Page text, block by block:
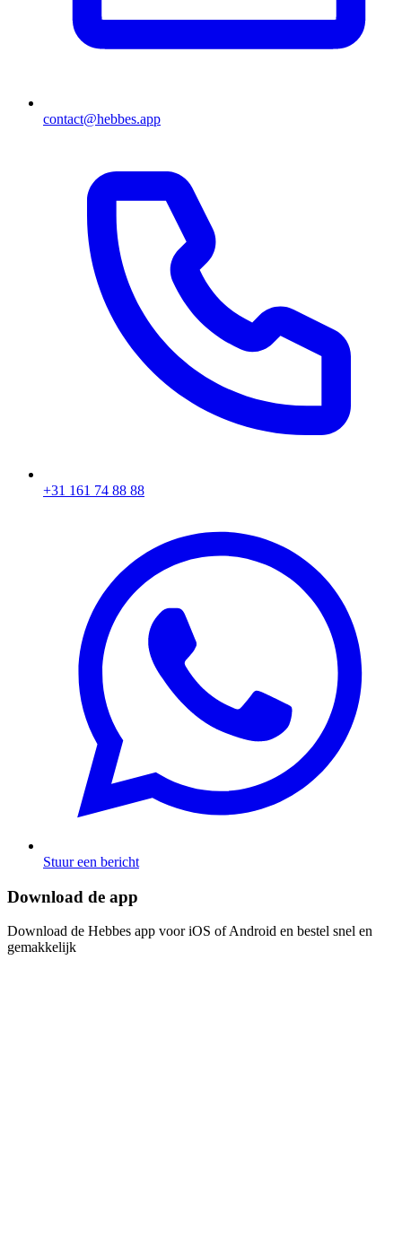
contact@hebbes.app
+31 161 74 88 88‬​​​​‌ ‍ ​‍​‍‌‍ ‌ ​‍‌‍‍‌‌‍‌ ‌‍‍‌‌‍ ‍​‍​‍​ ‍‍​‍​‍‌ ​ ‌‍​‌‌‍ ‍‌‍‍‌‌ ‌​‌ ‍‌​‍ ‍‌‍‍‌‌‍ ​‍​‍​‍ ​​‍​‍‌‍‍​‌ ​‍‌‍‌‌‌‍‌‍​‍​‍​ ‍‍​‍​‍‌‍‍​‌ ‌​‌ ‌​‌ ​​​ ‍‍​‍ ​‍ ‌‍ ​‌‍ ‌‍​ ‌‍​‌‌‍ ​‌‍‍​‌‍ ‌ ​ ‌ ‌​​ ‍‍​ ​ ​ ​ ​ ​ ​ ​ ​‍ ‌‍‍‌‌‍ ‍‌ ‌​‌‍‌‌‌‍ ‍‌ ‌​​‍ ‌‍‌‌‌‍‌​‌‍‍‌‌ ‌​​‍ ‌‍ ‌‌‍ ‌‍‌​‌‍‌‌​ ‌‌ ​​‌ ​‍‌‍‌‌‌ ​ ‌‍‌‌‌‍ ‍‌ ‌​‌‍​‌‌ ‌​‌‍‍‌‌‍ ‌‍ ‍​ ‍ ‌‍‍‌‌‍‌​​ ‌‌‍‌ ‌‍ ​‌‍ ‌‍​‍‌‍​‌‌‍ ​​ ‍ ‌ ‌​‌ ‍‌‌ ​​‌‍‌‌​ ‌‌‍‌ ‌‍ ​‌‍ ‌‍​‍‌‍​‌‌‍ ​​ ‍ ‌ ​​‌‍​‌‌ ‌​‌‍‍​​ ‌‌‍​ ‌‍ ‌‍ ‍‌ ‌​‌‍​‌‌‍​ ‌ ‌​​‍ ‍‌ ​​‌‍‍​‌‍ ‌‍ ‍‌‍‌‌​ ‌‍​‍‌‍​‌‌ ​ ‌‍‌‌‌‌‌‌‌ ​‍‌‍ ​​ ‌‌‍‍​‌ ‌​‌ ‌​‌ ​​​‍‌‌​ ​ ‌​​‌​‍‌‌​ ​‍‌​‌‍​‍‌‌​ ​‍‌​‌‍‌‍ ​‌‍ ‌‍​ ‌‍​‌‌‍ ​‌‍‍​‌‍ ‌ ​ ‌ ‌​​‍‌‌​ ​ ‌​​‌​ ​ ​ ​ ​ ​ ​ ​ ​‍‌‍‌‍‍‌‌‍‌​​ ‌‌‍‌ ‌‍ ​‌‍ ‌‍​‍‌‍​‌‌‍ ​​‍‌‍‌ ‌​‌ ‍‌‌ ​​‌‍‌‌​ ‌‌‍‌ ‌‍ ​‌‍ ‌‍​‍‌‍​‌‌‍ ​​‍‌‍‌ ​​‌‍​‌‌ ‌​‌‍‍​​ ‌‌‍​ ‌‍ ‌‍ ‍‌ ‌​‌‍​‌‌‍​ ‌ ‌​​‍ ‍‌ ​​‌‍‍​‌‍ ‌‍ ‍‌‍‌‌​‍‌‍‌ ​​‌‍‌‌‌ ​‍‌ ​ ‌ ​​‌‍‌‌‌‍​ ‌ ‌​‌‍‍‌‌ ‌‍‌‍‌‌​ ‌‌ ​​‌ ‌‌‌‍​‍‌‍ ​‌‍‍‌‌ ​ ‌‍‍​‌‍‌‌‌‍‌​​‍​‍‌ ‌
Stuur een bericht
Download de app​​​​‌ ‍ ​‍​‍‌‍ ‌ ​‍‌‍‍‌‌‍‌ ‌‍‍‌‌‍ ‍​‍​‍​ ‍‍​‍​‍‌ ​ ‌‍​‌‌‍ ‍‌‍‍‌‌ ‌​‌ ‍‌​‍ ‍‌‍‍‌‌‍ ​‍​‍​‍ ​​‍​‍‌‍‍​‌ ​‍‌‍‌‌‌‍‌‍​‍​‍​ ‍‍​‍​‍‌‍‍​‌ ‌​‌ ‌​‌ ​​​ ‍‍​‍ ​‍ ‌‍ ​‌‍ ‌‍​ ‌‍​‌‌‍ ​‌‍‍​‌‍ ‌ ​ ‌ ‌​​ ‍‍​ ​ ​ ​ ​ ​ ​ ​ ​‍ ‌‍‍‌‌‍ ‍‌ ‌​‌‍‌‌‌‍ ‍‌ ‌​​‍ ‌‍‌‌‌‍‌​‌‍‍‌‌ ‌​​‍ ‌‍ ‌‌‍ ‌‍‌​‌‍‌‌​ ‌‌ ​​‌ ​‍‌‍‌‌‌ ​ ‌‍‌‌‌‍ ‍‌ ‌​‌‍​‌‌ ‌​‌‍‍‌‌‍ ‌‍ ‍​ ‍ ‌‍‍‌‌‍‌​​ ‌‌‍‌ ‌‍ ​‌‍ ‌‍​‍‌‍​‌‌‍ ​​ ‍ ‌ ‌​‌ ‍‌‌ ​​‌‍‌‌​ ‌‌‍‌ ‌‍ ​‌‍ ‌‍​‍‌‍​‌‌‍ ​​ ‍ ‌ ​​‌‍​‌‌ ‌​‌‍‍​​ ‌‌‍‌‍‌‍ ‌‍ ‌ ‌​‌‍‌‌‌ ​‍​‍ ‍‌‍​‌‌ ​​‌ ​​‌​‌​‌‍ ‌ ‌ ‌‍ ‍‌‍ ​‌‍ ‌‍​‌‌‍‌​​‍ ‍‌ ‌​‌‍‍‌‌ ‌​‌‍ ​‌‍‌‌​ ‌‍​‍‌‍​‌‌ ​ ‌‍‌‌‌‌‌‌‌ ​‍‌‍ ​​ ‌‌‍‍​‌ ‌​‌ ‌​‌ ​​​‍‌‌​ ​ ‌​​‌​‍‌‌​ ​‍‌​‌‍​‍‌‌​ ​‍‌​‌‍‌‍ ​‌‍ ‌‍​ ‌‍​‌‌‍ ​‌‍‍​‌‍ ‌ ​ ‌ ‌​​‍‌‌​ ​ ‌​​‌​ ​ ​ ​ ​ ​ ​ ​ ​‍‌‍‌‍‍‌‌‍‌​​ ‌‌‍‌ ‌‍ ​‌‍ ‌‍​‍‌‍​‌‌‍ ​​‍‌‍‌ ‌​‌ ‍‌‌ ​​‌‍‌‌​ ‌‌‍‌ ‌‍ ​‌‍ ‌‍​‍‌‍​‌‌‍ ​​‍‌‍‌ ​​‌‍​‌‌ ‌​‌‍‍​​ ‌‌‍‌‍‌‍ ‌‍ ‌ ‌​‌‍‌‌‌ ​‍​‍ ‍‌‍​‌‌ ​​‌ ​​‌​‌​‌‍ ‌ ‌ ‌‍ ‍‌‍ ​‌‍ ‌‍​‌‌‍‌​​‍ ‍‌ ‌​‌‍‍‌‌ ‌​‌‍ ​‌‍‌‌​‍‌‍‌ ​​‌‍‌‌‌ ​‍‌ ​ ‌ ​​‌‍‌‌‌‍​ ‌ ‌​‌‍‍‌‌ ‌‍‌‍‌‌​ ‌‌ ​​‌ ‌‌‌‍​‍‌‍ ​‌‍‍‌‌ ​ ‌‍‍​‌‍‌‌‌‍‌​​‍​‍‌ ‌
Download de Hebbes app voor iOS of Android en bestel snel en
gemakkelijk​​​​‌ ‍ ​‍​‍‌‍ ‌ ​‍‌‍‍‌‌‍‌ ‌‍‍‌‌‍ ‍​‍​‍​ ‍‍​‍​‍‌ ​ ‌‍​‌‌‍ ‍‌‍‍‌‌ ‌​‌ ‍‌​‍ ‍‌‍‍‌‌‍ ​‍​‍​‍ ​​‍​‍‌‍‍​‌ ​‍‌‍‌‌‌‍‌‍​‍​‍​ ‍‍​‍​‍‌‍‍​‌ ‌​‌ ‌​‌ ​​​ ‍‍​‍ ​‍ ‌‍ ​‌‍ ‌‍​ ‌‍​‌‌‍ ​‌‍‍​‌‍ ‌ ​ ‌ ‌​​ ‍‍​ ​ ​ ​ ​ ​ ​ ​ ​‍ ‌‍‍‌‌‍ ‍‌ ‌​‌‍‌‌‌‍ ‍‌ ‌​​‍ ‌‍‌‌‌‍‌​‌‍‍‌‌ ‌​​‍ ‌‍ ‌‌‍ ‌‍‌​‌‍‌‌​ ‌‌ ​​‌ ​‍‌‍‌‌‌ ​ ‌‍‌‌‌‍ ‍‌ ‌​‌‍​‌‌ ‌​‌‍‍‌‌‍ ‌‍ ‍​ ‍ ‌‍‍‌‌‍‌​​ ‌‌‍‌ ‌‍ ​‌‍ ‌‍​‍‌‍​‌‌‍ ​​ ‍ ‌ ‌​‌ ‍‌‌ ​​‌‍‌‌​ ‌‌‍‌ ‌‍ ​‌‍ ‌‍​‍‌‍​‌‌‍ ​​ ‍ ‌ ​​‌‍​‌‌ ‌​‌‍‍​​ ‌‌‍‌‍‌‍ ‌‍ ‌ ‌​‌‍‌‌‌ ​‍​‍ ‍‌‍​‌‌ ​​‌ ​​‌​‌​‌‍ ‌ ‌ ‌‍ ‍‌‍ ​‌‍ ‌‍​‌‌‍‌​​‍ ‍‌‍‌​‌‍‌‌‌ ​ ‌‍​ ‌ ​‍‌‍‍‌‌ ​​‌ ‌​‌‍‍‌‌‍ ‌‍ ‍​ ‌‍​‍‌‍​‌‌ ​ ‌‍‌‌‌‌‌‌‌ ​‍‌‍ ​​ ‌‌‍‍​‌ ‌​‌ ‌​‌ ​​​‍‌‌​ ​ ‌​​‌​‍‌‌​ ​‍‌​‌‍​‍‌‌​ ​‍‌​‌‍‌‍ ​‌‍ ‌‍​ ‌‍​‌‌‍ ​‌‍‍​‌‍ ‌ ​ ‌ ‌​​‍‌‌​ ​ ‌​​‌​ ​ ​ ​ ​ ​ ​ ​ ​‍‌‍‌‍‍‌‌‍‌​​ ‌‌‍‌ ‌‍ ​‌‍ ‌‍​‍‌‍​‌‌‍ ​​‍‌‍‌ ‌​‌ ‍‌‌ ​​‌‍‌‌​ ‌‌‍‌ ‌‍ ​‌‍ ‌‍​‍‌‍​‌‌‍ ​​‍‌‍‌ ​​‌‍​‌‌ ‌​‌‍‍​​ ‌‌‍‌‍‌‍ ‌‍ ‌ ‌​‌‍‌‌‌ ​‍​‍ ‍‌‍​‌‌ ​​‌ ​​‌​‌​‌‍ ‌ ‌ ‌‍ ‍‌‍ ​‌‍ ‌‍​‌‌‍‌​​‍ ‍‌‍‌​‌‍‌‌‌ ​ ‌‍​ ‌ ​‍‌‍‍‌‌ ​​‌ ‌​‌‍‍‌‌‍ ‌‍ ‍​‍‌‍‌ ​​‌‍‌‌‌ ​‍‌ ​ ‌ ​​‌‍‌‌‌‍​ ‌ ‌​‌‍‍‌‌ ‌‍‌‍‌‌​ ‌‌ ​​‌ ‌‌‌‍​‍‌‍ ​‌‍‍‌‌ ​ ‌‍‍​‌‍‌‌‌‍‌​​‍​‍‌ ‌